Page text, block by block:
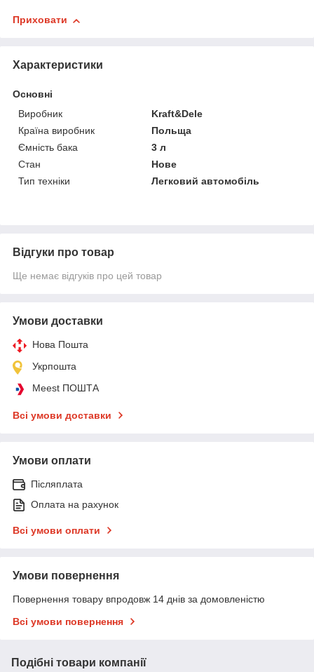
Приховати
Характеристики
Основні
Виробник
Kraft&Dele
Країна виробник
Польща
Ємність бака
3 л
Стан
Нове
Тип техніки
Легковий автомобіль
Відгуки про товар
Ще немає відгуків про цей товар
Умови доставки
Нова Пошта
Укрпошта
Meest ПОШТА
Всі умови доставки
Умови оплати
Післяплата
Оплата на рахунок
Всі умови оплати
Умови повернення
Повернення товару впродовж 14 днів за домовленістю
Всі умови повернення
Подібні товари компанії